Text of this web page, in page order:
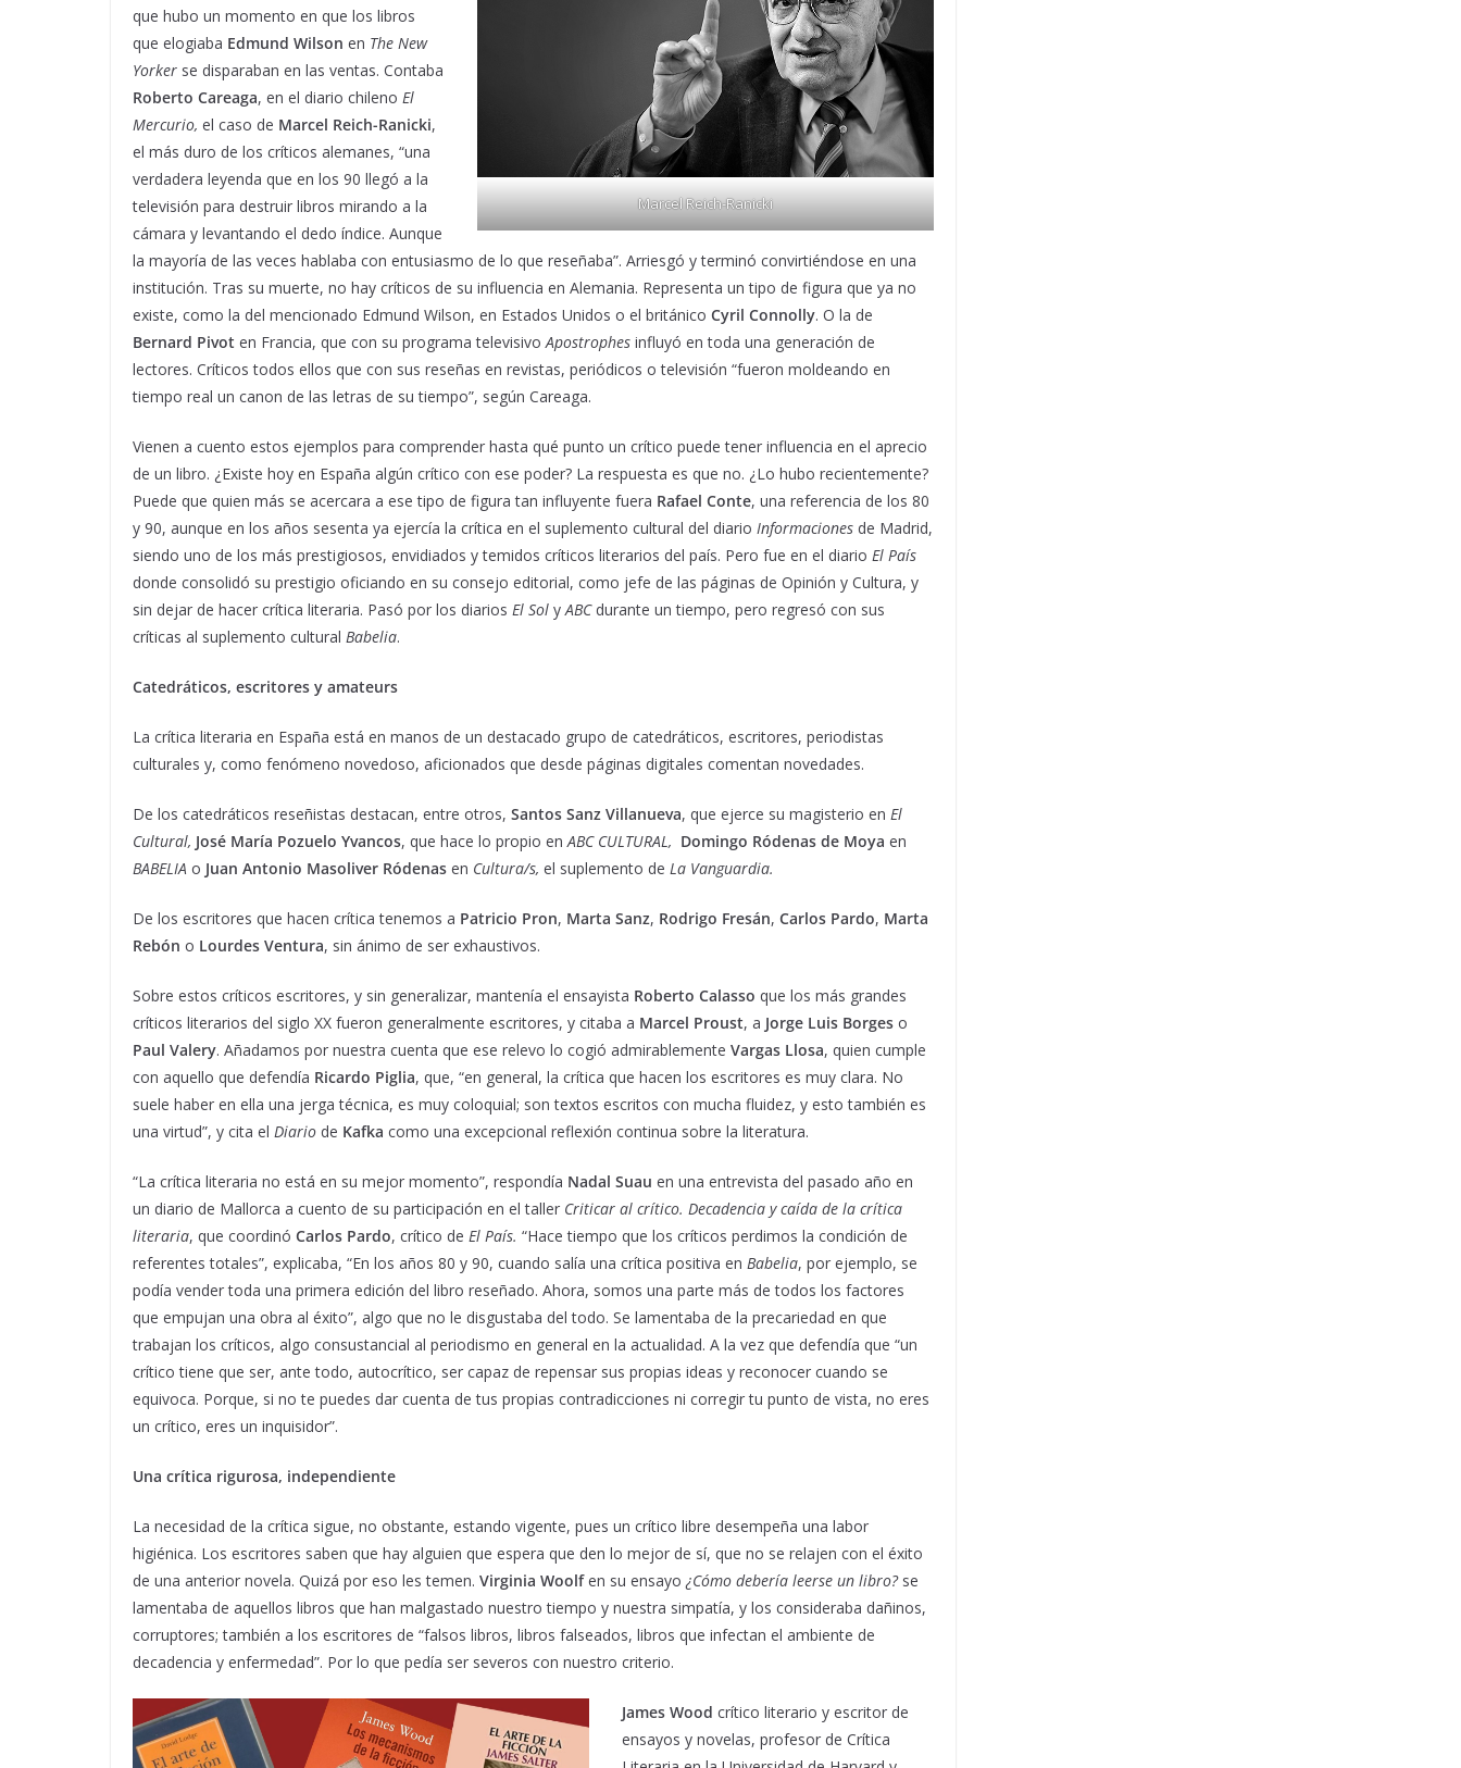
Marcel Reich-Ranicki
que hubo un momento en que los libros
que elogiaba Edmund Wilson en The New
Yorker se disparaban en las ventas. Contaba
Roberto Careaga, en el diario chileno El
Mercurio, el caso de Marcel Reich-Ranicki,
el más duro de los críticos alemanes, “una
verdadera leyenda que en los 90 llegó a la
televisión para destruir libros mirando a la
cámara y levantando el dedo índice. Aunque
la mayoría de las veces hablaba con entusiasmo de lo que reseñaba”. Arriesgó y terminó convirtiéndose en una
institución. Tras su muerte, no hay críticos de su influencia en Alemania. Representa un tipo de figura que ya no
existe, como la del mencionado Edmund Wilson, en Estados Unidos o el británico Cyril Connolly. O la de
Bernard Pivot en Francia, que con su programa televisivoApostrophes influyó en toda una generación de
lectores. Críticos todos ellos que con sus reseñas en revistas, periódicos o televisión “fueron moldeando en
tiempo real un canon de las letras de su tiempo”, según Careaga.
Vienen a cuento estos ejemplos para comprender hasta qué punto un crítico puede tener influencia en el aprecio
de un libro. ¿Existe hoy en España algún crítico con ese poder? La respuesta es que no. ¿Lo hubo recientemente?
Puede que quien más se acercara a ese tipo de figura tan influyente fuera Rafael Conte, una referencia de los 80
y 90, aunque en los años sesenta ya ejercía la crítica en el suplemento cultural del diario Informaciones de Madrid,
siendo uno de los más prestigiosos, envidiados y temidos críticos literarios del país. Pero fue en el diario El País
donde consolidó su prestigio oficiando en su consejo editorial, como jefe de las páginas de Opinión y Cultura, y
sin dejar de hacer crítica literaria. Pasó por los diarios El Sol yABCdurante un tiempo, pero regresó con sus
críticas al suplemento cultural Babelia.
Catedráticos, escritores y amateurs
La crítica literaria en España está en manos de un destacado grupo de catedráticos, escritores, periodistas
culturales y, como fenómeno novedoso, aficionados que desde páginas digitales comentan novedades.
De los catedráticos reseñistas destacan, entre otros, Santos Sanz Villanueva, que ejerce su magisterio en El
Cultural, José María Pozuelo Yvancos, que hace lo propio enABC CULTURAL, Domingo Ródenas de Moya en
BABELIA o Juan Antonio Masoliver Ródenas en Cultura/s, el suplemento de La Vanguardia.
De los escritores que hacen crítica tenemos a Patricio Pron, Marta Sanz, Rodrigo Fresán, Carlos Pardo, Marta
Rebón o Lourdes Ventura, sin ánimo de ser exhaustivos.
Sobre estos críticos escritores, y sin generalizar, mantenía el ensayista Roberto Calasso que los más grandes
críticos literarios del siglo XX fueron generalmente escritores, y citaba a Marcel Proust, a Jorge Luis Borges o
Paul Valery. Añadamos por nuestra cuenta que ese relevo lo cogió admirablemente Vargas Llosa, quien cumple
con aquello que defendía Ricardo Piglia, que, “en general, la crítica que hacen los escritores es muy clara. No
suele haber en ella una jerga técnica, es muy coloquial; son textos escritos con mucha fluidez, y esto también es
una virtud”, y cita el Diario de Kafka como una excepcional reflexión continua sobre la literatura.
“La crítica literaria no está en su mejor momento”, respondía Nadal Suau en una entrevista del pasado año en
un diario de Mallorca a cuento de su participación en el taller Criticar al crítico. Decadencia y caída de la crítica
literaria, que coordinó Carlos Pardo, crítico de El País. “Hace tiempo que los críticos perdimos la condición de
referentes totales”, explicaba, “En los años 80 y 90, cuando salía una crítica positiva en Babelia, por ejemplo, se
podía vender toda una primera edición del libro reseñado. Ahora, somos una parte más de todos los factores
que empujan una obra al éxito”, algo que no le disgustaba del todo. Se lamentaba de la precariedad en que
trabajan los críticos, algo consustancial al periodismo en general en la actualidad. A la vez que defendía que “un
crítico tiene que ser, ante todo, autocrítico, ser capaz de repensar sus propias ideas y reconocer cuando se
equivoca. Porque, si no te puedes dar cuenta de tus propias contradicciones ni corregir tu punto de vista, no eres
un crítico, eres un inquisidor”.
Una crítica rigurosa, independiente
La necesidad de la crítica sigue, no obstante, estando vigente, pues un crítico libre desempeña una labor
higiénica. Los escritores saben que hay alguien que espera que den lo mejor de sí, que no se relajen con el éxito
de una anterior novela. Quizá por eso les temen. Virginia Woolfen su ensayo ¿Cómo debería leerse un libro?se
lamentaba de aquellos libros que han malgastado nuestro tiempo y nuestra simpatía, y los consideraba dañinos,
corruptores; también a los escritores de “falsos libros, libros falseados, libros que infectan el ambiente de
decadencia y enfermedad”. Por lo que pedía ser severos con nuestro criterio.
James Wood crítico literario y escritor de
ensayos y novelas, profesor de Crítica